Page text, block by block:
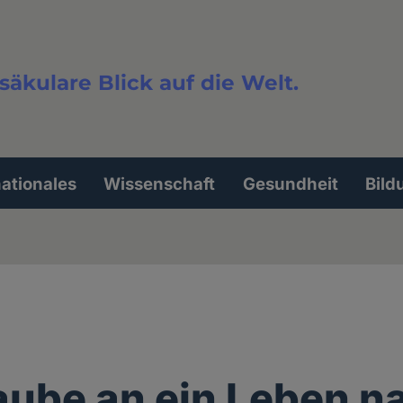
Blick auf die Welt.
Wissenschaft Gesundheit